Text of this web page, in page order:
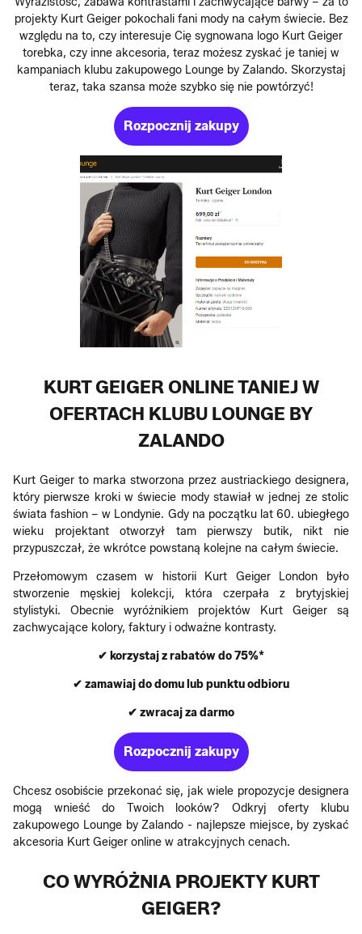
projekty Kurt Geiger pokochali fani mody na całym świecie. Bez
względu na to, czy interesuje Cię sygnowana logo Kurt Geiger
torebka, czy inne akcesoria, teraz możesz zyskać je taniej w
kampaniach klubu zakupowego Lounge by Zalando. Skorzystaj
teraz, taka szansa może szybko się nie powtórzyć!
Rozpocznij zakupy
KURT GEIGER ONLINE TANIEJ W
OFERTACH KLUBU LOUNGE BY
ZALANDO
Kurt Geiger to marka stworzona przez austriackiego designera,
który pierwsze kroki w świecie mody stawiał w jednej ze stolic
świata fashion – w Londynie. Gdy na początku lat 60. ubiegłego
wieku projektant otworzył tam pierwszy butik, nikt nie
przypuszczał, że wkrótce powstaną kolejne na całym świecie.
Przełomowym czasem w historii Kurt Geiger London było
stworzenie męskiej kolekcji, która czerpała z brytyjskiej
stylistyki. Obecnie wyróżnikiem projektów Kurt Geiger są
zachwycające kolory, faktury i odważne kontrasty.
✔ korzystaj z rabatów do 75%*
✔ zamawiaj do domu lub punktu odbioru
✔ zwracaj za darmo
Rozpocznij zakupy
Chcesz osobiście przekonać się, jak wiele propozycje designera
mogą wnieść do Twoich looków? Odkryj oferty klubu
zakupowego Lounge by Zalando - najlepsze miejsce, by zyskać
akcesoria Kurt Geiger online w atrakcyjnych cenach.
CO WYRÓŻNIA PROJEKTY KURT
GEIGER?